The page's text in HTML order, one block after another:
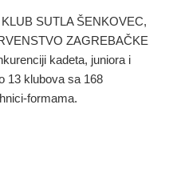
SUTLA ŠENKOVEC,
ZAGREBAČKE
kadeta, juniora i
13 klubova sa 168
formama.